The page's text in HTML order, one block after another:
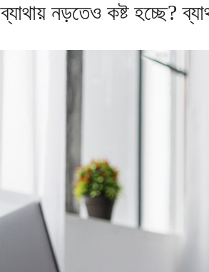
ব্যাথায় নড়তেও কষ্ট হচ্ছে?